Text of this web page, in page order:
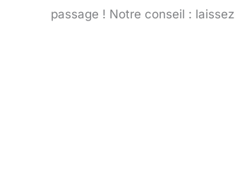
passage ! Notre conseil :